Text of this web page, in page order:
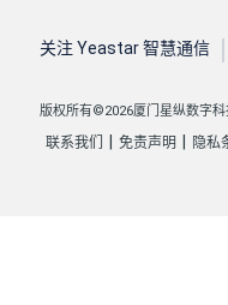
关注 Yeastar 智慧通信
版权所有©2026厦门星纵数字科
联系我们 免责声明 隐私